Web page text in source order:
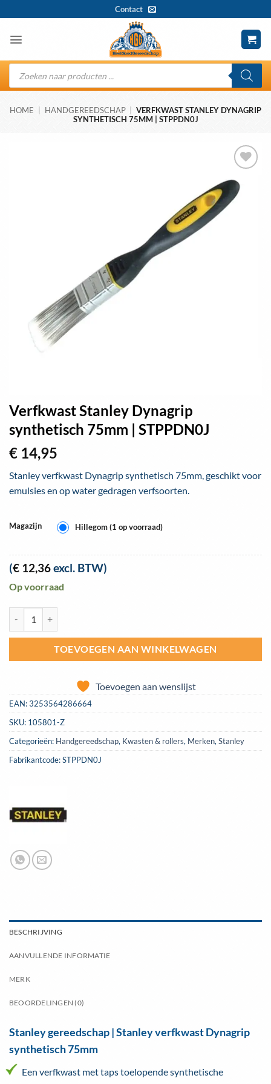
naar
inhoud
Contact
Producten
zoeken
HOME HANDGEREEDSCHAP
VERFKWAST STANLEY DYNAGRIP
SYNTHETISCH 75MM | STPPDN0J
Toevoegen
aan
wenslijst
Verfkwast Stanley Dynagrip
synthetisch 75mm | STPPDN0J
€ 14,95
Stanley verfkwast Dynagrip synthetisch 75mm, geschikt voor
emulsies en op water gedragen verfsoorten.
Magazijn Hillegom (1 op voorraad)
(€ 12,36excl. BTW)
Op voorraad
TOEVOEGEN AAN WINKELWAGEN
Toevoegen aan wenslijst
EAN:3253564286664
SKU: 105801-Z
Categorieën: Handgereedschap, Kwasten & rollers, Merken, Stanley
Fabrikantcode: STPPDN0J
BESCHRIJVING
AANVULLENDE INFORMATIE
MERK
BEOORDELINGEN (0)
Stanley gereedschap | Stanley verfkwast Dynagrip
synthetisch 75mm
Een verfkwast met taps toelopende synthetische